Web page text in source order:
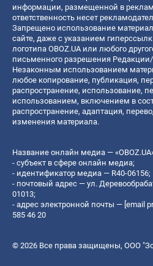
информации, размещенной в
ответственность несет
Запрещено использование
сайте, даже с указанием
логотипа OBOZ.UA или любого
письменного разрешения
Незаконным использованием
любое копирование, публикация,
распространение, использование,
использованием, включением в
распространение, адаптация,
изменения материала.
Название онлайн медиа —
- субъект в сфере онлайн медиа;
- идентификатор медиа — R40-06156;
- почтовый адрес — ул.
01013;
- адрес электронной почты — [email
585 46 20
© 2026 Все права защищены, ООО